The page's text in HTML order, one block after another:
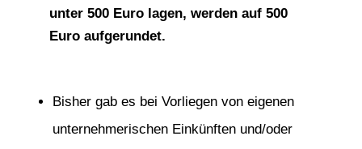
unter 500 Euro lagen, werden auf 500
Euro aufgerundet.
Bisher gab es bei Vorliegen von eigenen
unternehmerischen Einkünften und/oder